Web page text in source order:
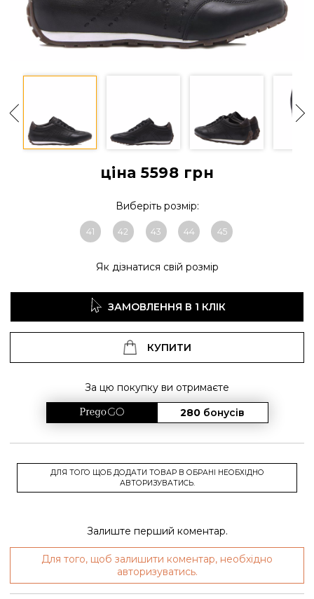
ціна 5598 грн
Виберіть розмір:
41 42 43 44 45
Як дізнатися свій розмір
ЗАМОВЛЕННЯ В 1 КЛІК
КУПИТИ
За цю покупку ви отримаєте
280 бонусів
ДЛЯ ТОГО ЩОБ ДОДАТИ ТОВАР В ОБРАНІ НЕОБХІДНО
АВТОРИЗУВАТИСЬ.
Залиште перший коментар.
Для того, щоб залишити коментар, необхідно
авторизуватись.